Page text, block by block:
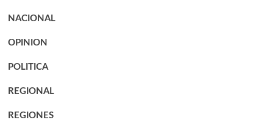
NACIONAL
OPINION
POLITICA
REGIONAL
REGIONES